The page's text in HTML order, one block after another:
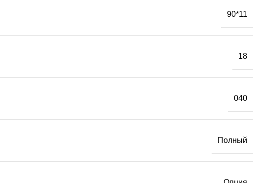
90*11
18
040
Полный